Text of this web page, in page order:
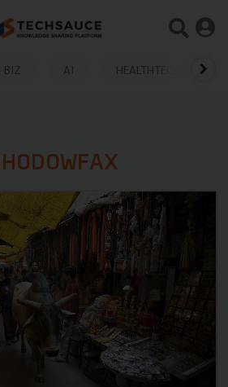
BIZ AI HEALTHTECH